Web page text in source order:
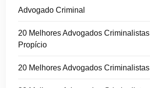
Advogado Criminal
20 Melhores Advogados
Propício
20 Melhores Advogados